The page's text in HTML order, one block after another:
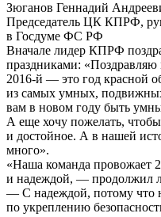
Зюганов Геннадий
Председатель ЦК КПРФ,
в Госдуме ФС РФ
Вначале лидер КПРФ
праздниками:
2016-й — это год красной
из самых умных,
вам в новом году быть
А еще хочу пожелать,
и достойное. А в нашей
много».
«Наша команда провожает
и надеждой, — продолжил
— С надеждой, потому что
по укреплению